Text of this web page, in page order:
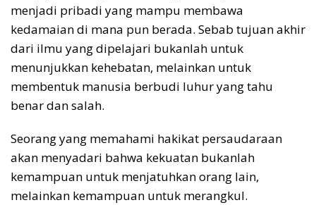
menjadi pribadi yang mampu membawa
kedamaian di mana pun berada. Sebab tujuan akhir
dari ilmu yang dipelajari bukanlah untuk
menunjukkan kehebatan, melainkan untuk
membentuk manusia berbudi luhur yang tahu
benar dan salah.
Seorang yang memahami hakikat persaudaraan
akan menyadari bahwa kekuatan bukanlah
kemampuan untuk menjatuhkan orang lain,
melainkan kemampuan untuk merangkul.